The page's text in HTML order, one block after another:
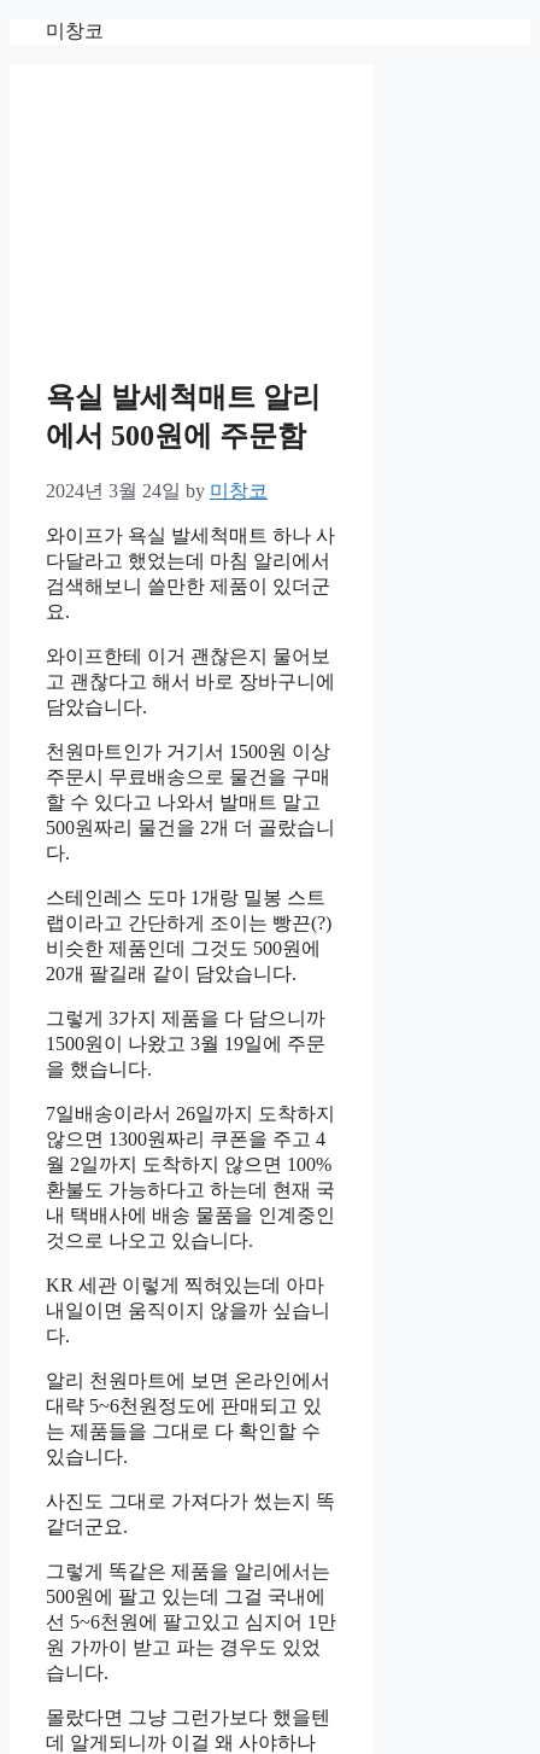
미창코
욕실 발세척매트 알리
에서 500원에 주문함
2024년 3월 24일 by 미창코
와이프가 욕실 발세척매트 하나 사
다달라고 했었는데 마침 알리에서
검색해보니 쓸만한 제품이 있더군
요.
와이프한테 이거 괜찮은지 물어보
고 괜찮다고 해서 바로 장바구니에
담았습니다.
천원마트인가 거기서 1500원 이상
주문시 무료배송으로 물건을 구매
할 수 있다고 나와서 발매트 말고
500원짜리 물건을 2개 더 골랐습니
다.
스테인레스 도마 1개랑 밀봉 스트
랩이라고 간단하게 조이는 빵끈(?)
비슷한 제품인데 그것도 500원에
20개 팔길래 같이 담았습니다.
그렇게 3가지 제품을 다 담으니까
1500원이 나왔고 3월 19일에 주문
을 했습니다.
7일배송이라서 26일까지 도착하지
않으면 1300원짜리 쿠폰을 주고 4
월 2일까지 도착하지 않으면 100%
환불도 가능하다고 하는데 현재 국
내 택배사에 배송 물품을 인계중인
것으로 나오고 있습니다.
KR 세관 이렇게 찍혀있는데 아마
내일이면 움직이지 않을까 싶습니
다.
알리 천원마트에 보면 온라인에서
대략 5~6천원정도에 판매되고 있
는 제품들을 그대로 다 확인할 수
있습니다.
사진도 그대로 가져다가 썼는지 똑
같더군요.
그렇게 똑같은 제품을 알리에서는
500원에 팔고 있는데 그걸 국내에
선 5~6천원에 팔고있고 심지어 1만
원 가까이 받고 파는 경우도 있었
습니다.
몰랐다면 그냥 그런가보다 했을텐
데 알게되니까 이걸 왜 사야하나